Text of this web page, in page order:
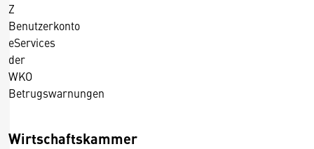
m
i
t
P
K
Z
Benutzerkonto
eServices
der
WKO
Betrugswarnungen
Wirtschaftskammer